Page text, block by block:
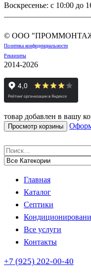
Воскресенье: с 10:00 до
© ООО
Политика конфиденциальности
Реквизиты
2014-2026
товар добавлен в вашу
Просмотр корзины
Главная
Каталог
Септики
Все услуги
Контакты
+7 (925) 202-00-40